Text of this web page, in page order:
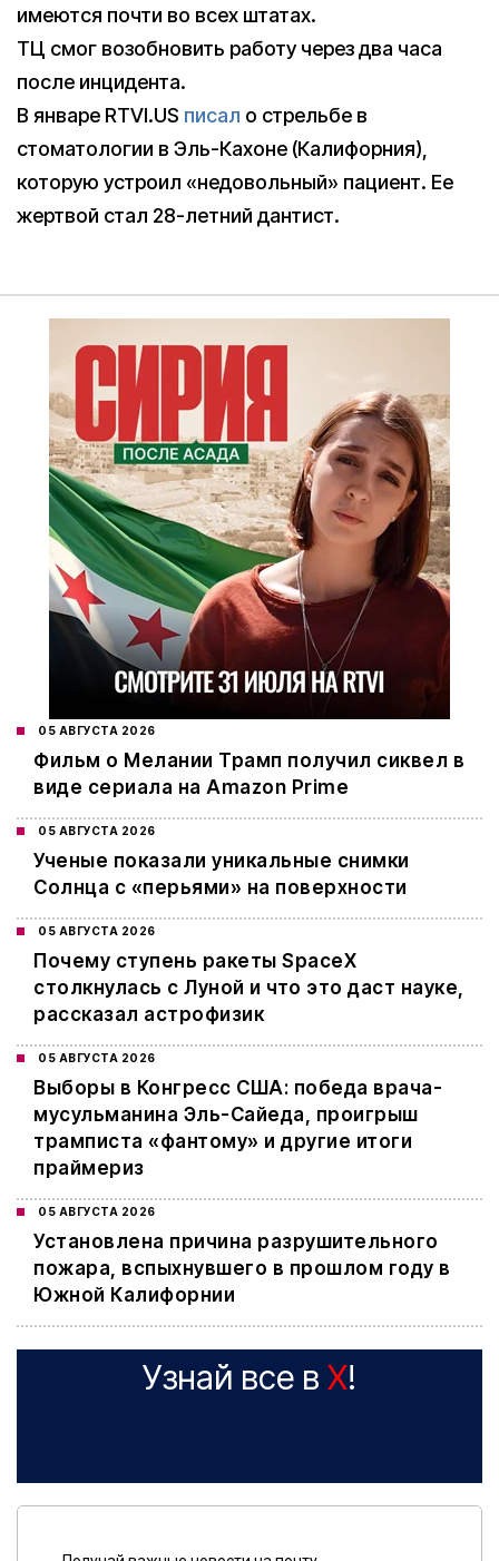
имеются почти во всех штатах.
ТЦ смог возобновить работу через два часа
после инцидента.
В январе RTVI.US писал о стрельбе в
стоматологии в Эль-Кахоне (Калифорния),
которую устроил «недовольный» пациент. Ее
жертвой стал 28-летний дантист.
05 АВГУСТА 2026
Фильм о Мелании Трамп получил сиквел в
виде сериала на Amazon Prime
05 АВГУСТА 2026
Ученые показали уникальные снимки
Солнца с «перьями» на поверхности
05 АВГУСТА 2026
Почему ступень ракеты SpaceX
столкнулась с Луной и что это даст науке,
рассказал астрофизик
05 АВГУСТА 2026
Выборы в Конгресс США: победа врача-
мусульманина Эль-Сайеда, проигрыш
трамписта «фантому» и другие итоги
праймериз
05 АВГУСТА 2026
Установлена причина разрушительного
пожара, вспыхнувшего в прошлом году в
Южной Калифорнии
Узнай все в X!